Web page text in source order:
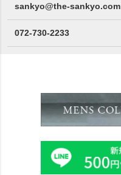
sankyo@the-sankyo.com
072-730-2233